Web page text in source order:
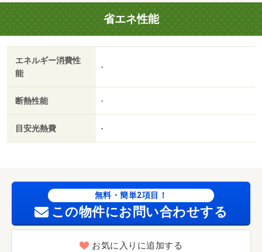
ンビニ）まで１００ｍ／大津南志賀郵便局（郵便局）まで
２００ｍ／アヤハディオ 西大津店（ホームセンター）ま
で３００ｍ／松の実保育園（幼稚園・保育園）まで３１０
ｍ／大津市立 志賀幼稚園（幼稚園・保育園）まで４１０
ｍ／ローソン 大津際川店（コンビニ）まで５００ｍ/賃貸
戸数:9戸
省エネ性能
エネルギー消費性
能
-
断熱性能 -
目安光熱費 -
無料・簡単2項目！
この物件にお問い合わせする
お気に入りに追加する